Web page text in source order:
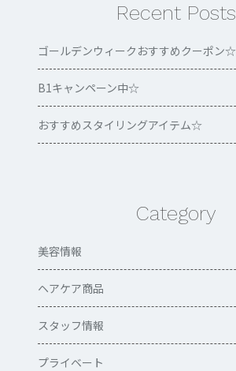
Recent Posts
ゴールデンウィークおすすめクーポン‪☆
B1キャンペーン中☆
おすすめスタイリングアイテム☆
Category
美容情報
ヘアケア商品
スタッフ情報
プライベート